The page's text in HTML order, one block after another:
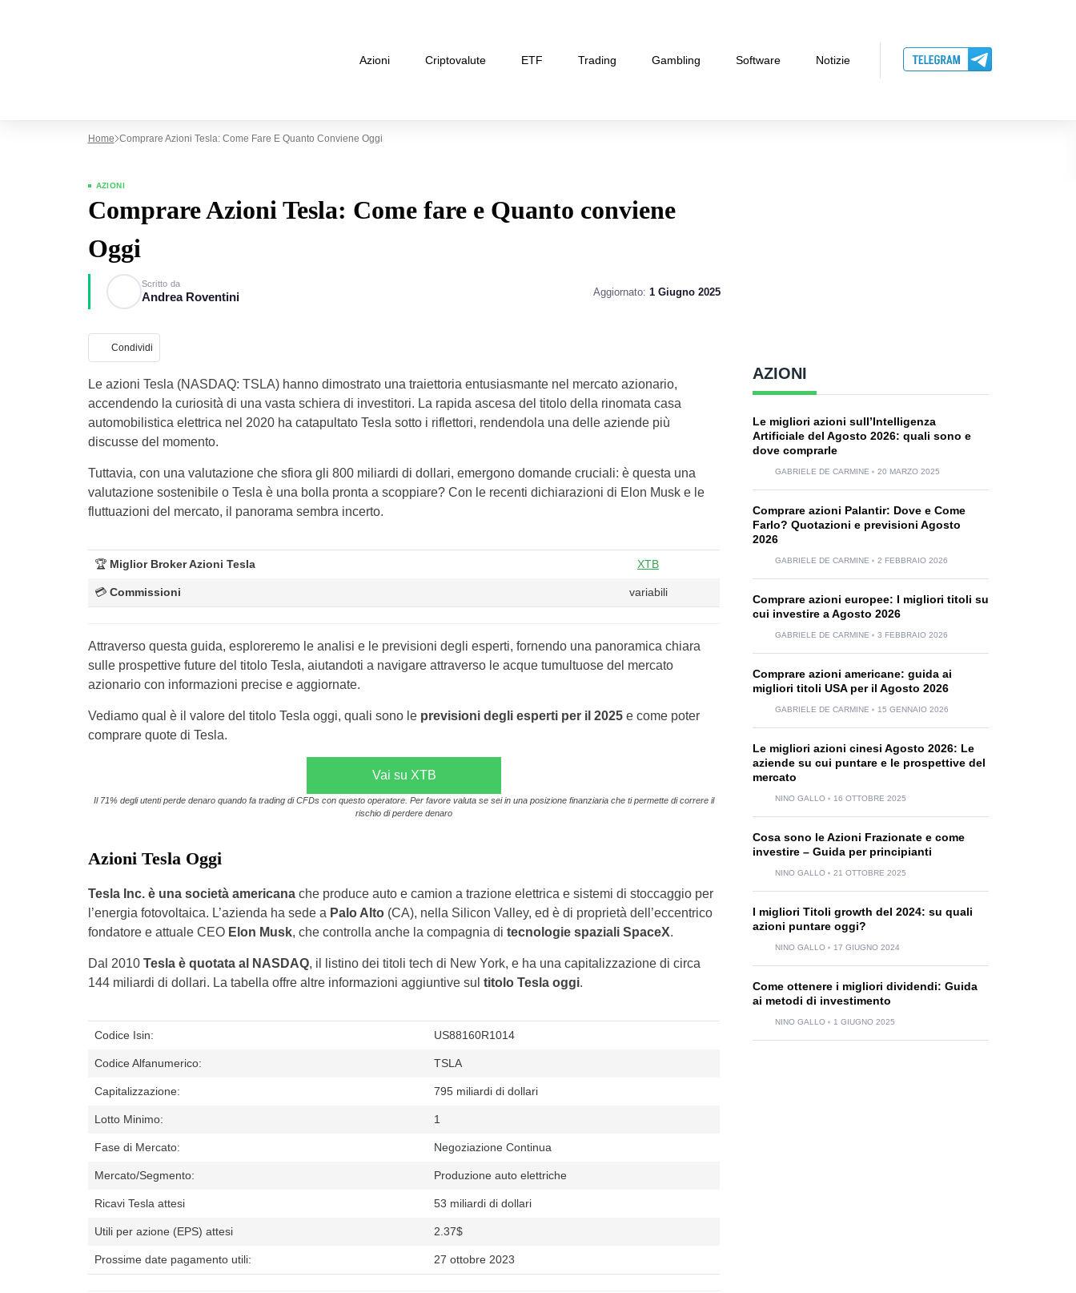
Azioni Criptovalute ETF Trading Gambling Software Notizie
Home Comprare Azioni Tesla: Come Fare E Quanto Conviene Oggi
AZIONI
Comprare Azioni Tesla: Come fare e Quanto conviene
Oggi
Scritto da
Andrea Roventini Aggiornato: 1 Giugno 2025
Condividi
Le azioni Tesla (NASDAQ: TSLA) hanno dimostrato una traiettoria entusiasmante nel mercato azionario,
accendendo la curiosità di una vasta schiera di investitori. La rapida ascesa del titolo della rinomata casa
automobilistica elettrica nel 2020 ha catapultato Tesla sotto i riflettori, rendendola una delle aziende più
discusse del momento.
Tuttavia, con una valutazione che sfiora gli 800 miliardi di dollari, emergono domande cruciali: è questa una
valutazione sostenibile o Tesla è una bolla pronta a scoppiare? Con le recenti dichiarazioni di Elon Musk e le
fluttuazioni del mercato, il panorama sembra incerto.
🏆 Miglior Broker Azioni Tesla XTB
💳 Commissioni variabili
Attraverso questa guida, esploreremo le analisi e le previsioni degli esperti, fornendo una panoramica chiara
sulle prospettive future del titolo Tesla, aiutandoti a navigare attraverso le acque tumultuose del mercato
azionario con informazioni precise e aggiornate.
Vediamo qual è il valore del titolo Tesla oggi, quali sono le previsioni degli esperti per il 2025e come poter
comprare quote di Tesla.
Vai su XTB
Il 71% degli utenti perde denaro quando fa trading di CFDs con questo operatore. Per favore valuta se sei in una posizione finanziaria che ti permette di correre il
rischio di perdere denaro
Azioni Tesla Oggi
Tesla Inc. è una società americanache produce auto e camion a trazione elettrica e sistemi di stoccaggio per
l’energia fotovoltaica. L’azienda ha sede a Palo Alto(CA), nella Silicon Valley, ed è di proprietà dell’eccentrico
fondatore e attuale CEO Elon Musk, che controlla anche la compagnia di tecnologie spaziali SpaceX.
Dal 2010 Tesla è quotata al NASDAQ, il listino dei titoli tech di New York, e ha una capitalizzazione di circa
144 miliardi di dollari. La tabella offre altre informazioni aggiuntive sul titolo Tesla oggi.
Codice Isin: US88160R1014
Codice Alfanumerico: TSLA
Capitalizzazione: 795 miliardi di dollari
Lotto Minimo: 1
Fase di Mercato: Negoziazione Continua
Mercato/Segmento: Produzione auto elettriche
Ricavi Tesla attesi 53 miliardi di dollari
Utili per azione (EPS) attesi 2.37$
Prossime date pagamento utili: 27 ottobre 2023
AZIONI
Le migliori azioni sull’Intelligenza
Artificiale del Agosto 2026: quali sono e
dove comprarle
GABRIELE DE CARMINE 20 MARZO 2025
Comprare azioni Palantir: Dove e Come
Farlo? Quotazioni e previsioni Agosto
2026
GABRIELE DE CARMINE 2 FEBBRAIO 2026
Comprare azioni europee: I migliori titoli su
cui investire a Agosto 2026
GABRIELE DE CARMINE 3 FEBBRAIO 2026
Comprare azioni americane: guida ai
migliori titoli USA per il Agosto 2026
GABRIELE DE CARMINE 15 GENNAIO 2026
Le migliori azioni cinesi Agosto 2026: Le
aziende su cui puntare e le prospettive del
mercato
NINO GALLO 16 OTTOBRE 2025
Cosa sono le Azioni Frazionate e come
investire – Guida per principianti
NINO GALLO 21 OTTOBRE 2025
I migliori Titoli growth del 2024: su quali
azioni puntare oggi?
NINO GALLO 17 GIUGNO 2024
Come ottenere i migliori dividendi: Guida
ai metodi di investimento
NINO GALLO 1 GIUGNO 2025